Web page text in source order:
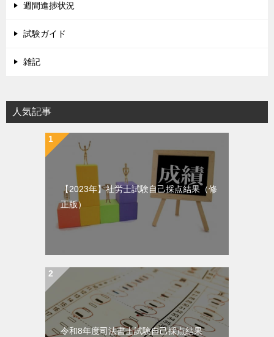
週間進捗状況
試験ガイド
雑記
人気記事
【2023年】社労士試験自己採点結果（修
正版）
令和8年度司法書士試験自己採点結果